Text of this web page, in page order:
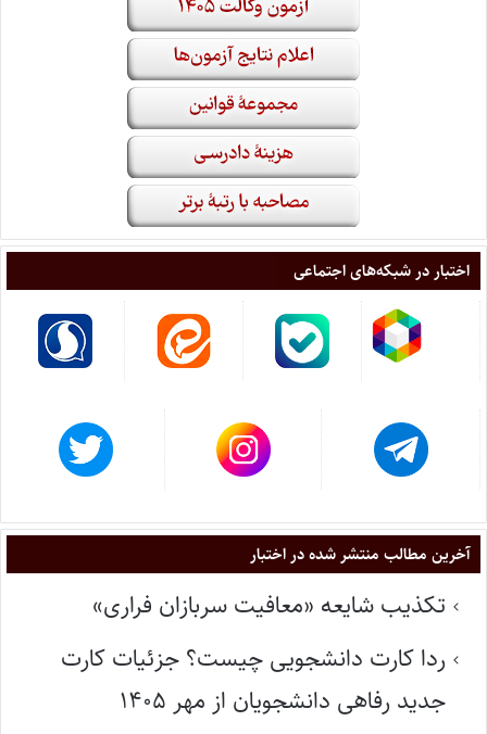
اختبار در شبکه‌های اجتماعی
آخرین مطالب منتشر شده در اختبار
تکذیب شایعه «معافیت سربازان فراری»
ردا کارت دانشجویی چیست؟ جزئیات کارت
جدید رفاهی دانشجویان از مهر ۱۴۰۵